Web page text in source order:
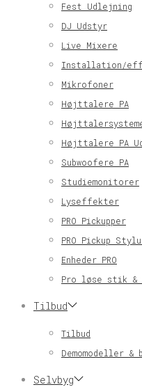
Fest Udlejning
DJ Udstyr
Live Mixere
Installation/
Mikrofoner
Højttalere PA
Højttalere PA
Subwoofere PA
Studiemonitorer
Lyseffekter
PRO Pickupper
PRO Pickup
Enheder PRO
Pro løse stik
Tilbud
Tilbud
Demomodeller &
Selvbyg